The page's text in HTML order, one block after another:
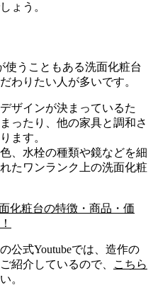
ょう。
使うこともある洗面化粧台
わりたい人が多いです。
ザインが決まっているた
ったり、他の家具と調和さ
ます。
、水栓の種類や鏡などを細
たワンランク上の洗面化粧
化粧台の特徴・商品・価
公式Youtubeでは、造作の
紹介しているので、
こちら
。